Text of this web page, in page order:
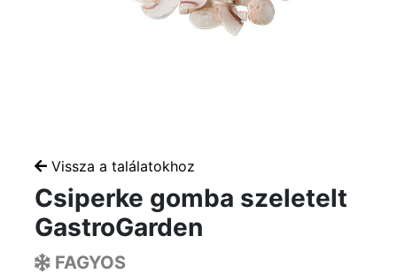
Vissza a találatokhoz
Csiperke gomba szeletelt
GastroGarden
FAGYOS